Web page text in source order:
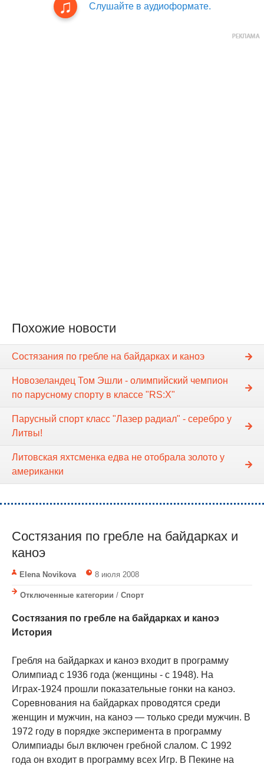
Слушайте в аудиоформате.
Похожие новости
Состязания по гребле на байдарках и каноэ
Новозеландец Том Эшли - олимпийский чемпион
по парусному спорту в классе "RS:X"
Парусный спорт класс "Лазер радиал" - серебро у
Литвы!
Литовская яхтсменка едва не отобрала золото у
американки
Состязания по гребле на байдарках и
каноэ
Elena Novikova 8 июля 2008
Отключенные категории / Спорт
Состязания по гребле на байдарках и каноэ
История
Гребля на байдарках и каноэ входит в программу
Олимпиад с 1936 года (женщины - с 1948). На
Играх-1924 прошли показательные гонки на каноэ.
Соревнования на байдарках проводятся среди
женщин и мужчин, на каноэ — только среди мужчин. В
1972 году в порядке эксперимента в программу
Олимпиады был включен гребной слалом. С 1992
года он входит в программу всех Игр. В Пекине на